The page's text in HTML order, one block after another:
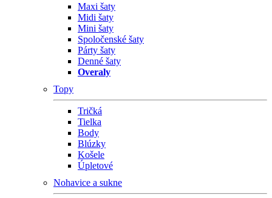
Maxi šaty
Midi šaty
Mini šaty
Spoločenské šaty
Párty šaty
Denné šaty
Overaly
Topy
Tričká
Tielka
Body
Blúzky
Košele
Úpletové
Nohavice a sukne